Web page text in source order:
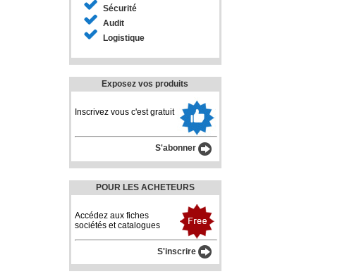
Sécurité
Audit
Logistique
Exposez vos produits
Inscrivez vous c'est gratuit
S'abonner
POUR LES ACHETEURS
Accédez aux fiches
sociétés et catalogues
S'inscrire